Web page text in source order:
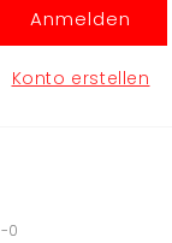
Anmelden
Konto erstellen
0